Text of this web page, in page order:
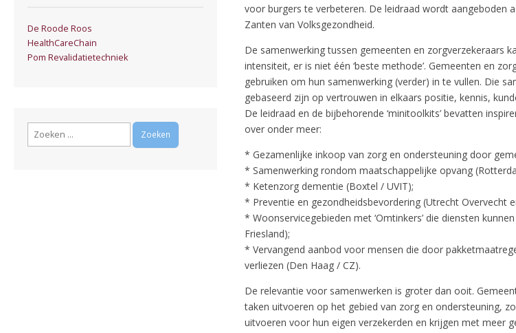
voor burgers te verbeteren. De leidraad wordt aangeboden
Zanten van Volksgezondheid.
De samenwerking tussen gemeenten en zorgverzekeraars
intensiteit, er is niet één ‘beste methode’. Gemeenten en
gebruiken om hun samenwerking (verder) in te vullen. Die
gebaseerd zijn op vertrouwen in elkaars positie, kennis,
De leidraad en de bijbehorende ‘minitoolkits’ bevatten
over onder meer:
* Gezamenlijke inkoop van zorg en ondersteuning door
* Samenwerking rondom maatschappelijke opvang
* Ketenzorg dementie (Boxtel / UVIT);
* Preventie en gezondheidsbevordering (Utrecht Overvecht
* Woonservicegebieden met ‘Omtinkers’ die diensten
Friesland);
* Vervangend aanbod voor mensen die door
verliezen (Den Haag / CZ).
De relevantie voor samenwerken is groter dan ooit.
taken uitvoeren op het gebied van zorg en ondersteuning,
uitvoeren voor hun eigen verzekerden en krijgen met meer
De Roode Roos
HealthCareChain
Pom Revalidatietechniek
Zoeken